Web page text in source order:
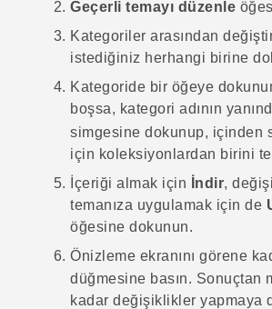
Geçerli temayı düzenle
Kategoriler arasından
istediğiniz herhangi birine
Kategoride bir öğeye
boşsa, kategori adının
simgesine dokunup, içinden
için koleksiyonlardan birini
İçeriği almak için
İndir,
temanıza uygulamak için de
öğesine dokunun.
Önizleme ekranını görene
düğmesine basın. Sonuçtan
kadar değişiklikler yapmaya